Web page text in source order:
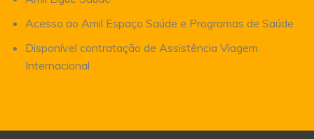
Acesso ao Amil Espaço Saúde e Programas de Saúde
Disponível contratação de Assistência Viagem
Internacional